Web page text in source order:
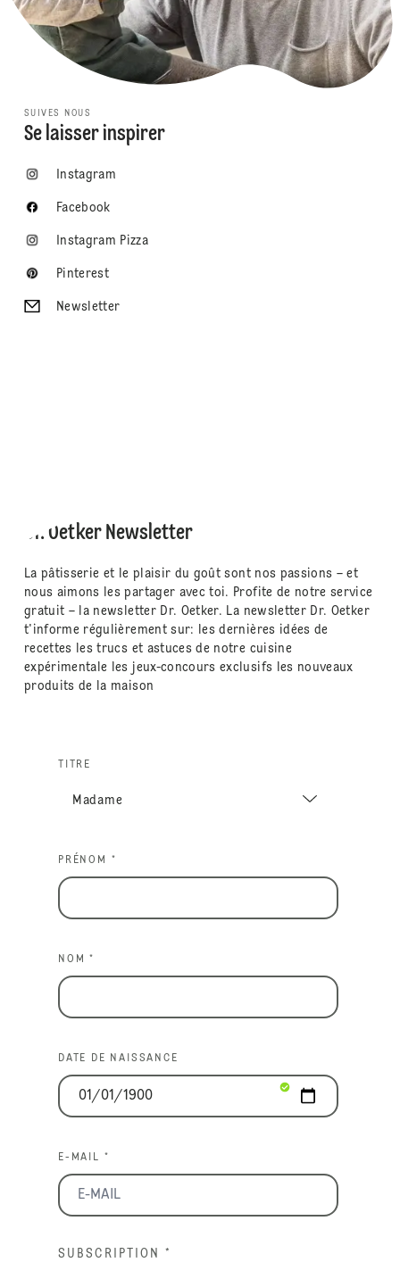
SUIVES NOUS
Se laisser inspirer
Instagram
Facebook
Instagram Pizza
Pinterest
Newsletter
Dr. Oetker Newsletter
La pâtisserie et le plaisir du goût sont nos passions – et
nous aimons les partager avec toi. Profite de notre service
gratuit – la newsletter Dr. Oetker. La newsletter Dr. Oetker
t'informe régulièrement sur: les dernières idées de
recettes les trucs et astuces de notre cuisine
expérimentale les jeux-concours exclusifs les nouveaux
produits de la maison
TITRE
PRÉNOM *
NOM *
DATE DE NAISSANCE
E-MAIL *
SUBSCRIPTION *